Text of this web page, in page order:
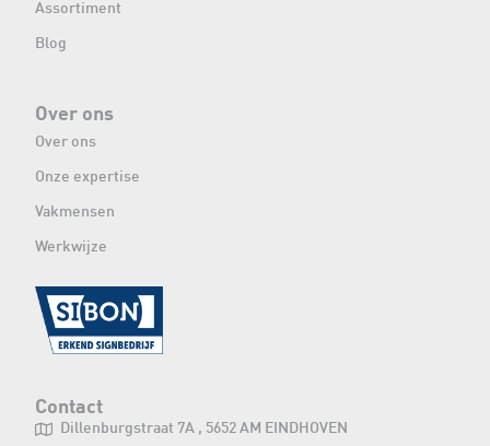
Assortiment
Blog
Over ons
Over ons
Onze expertise
Vakmensen
Werkwijze
Contact
Dillenburgstraat 7A , 5652 AM EINDHOVEN